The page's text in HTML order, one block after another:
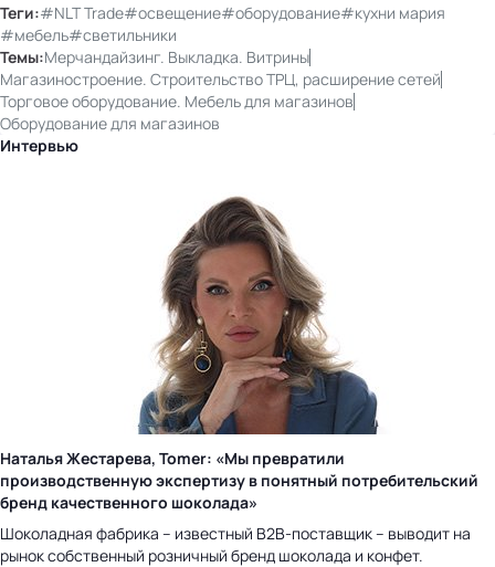
Теги:#NLT Trade#освещение#оборудование#кухни мария
#мебель#светильники
Темы:Мерчандайзинг. Выкладка. Витрины
Магазиностроение. Строительство ТРЦ, расширение сетей
Торговое оборудование. Мебель для магазинов
Оборудование для магазинов
Интервью
Наталья Жестарева, Tomer: «Мы превратили
производственную экспертизу в понятный потребительский
бренд качественного шоколада»
Шоколадная фабрика – известный B2B-поставщик – выводит на
рынок собственный розничный бренд шоколада и конфет.